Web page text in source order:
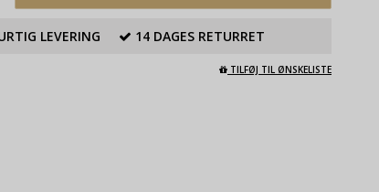
LEVERING 14 DAGES RETURRET
TILFØJ TIL ØNSKELISTE